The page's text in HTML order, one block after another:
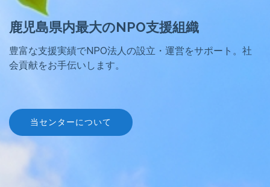
鹿児島県内最大のNPO支援組織
豊富な支援実績でNPO法人の設立・運営をサポート。社
会貢献をお手伝いします。
当センターについて